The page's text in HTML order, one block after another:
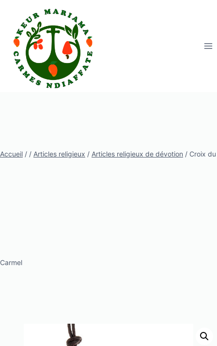
contenu
Accueil / / Articles religieux / Articles religieux de dévotion / Croix du
Carmel